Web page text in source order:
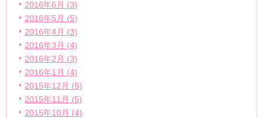
2016年6月 (3)
2016年5月 (5)
2016年4月 (3)
2016年3月 (4)
2016年2月 (3)
2016年1月 (4)
2015年12月 (5)
2015年11月 (5)
2015年10月 (4)